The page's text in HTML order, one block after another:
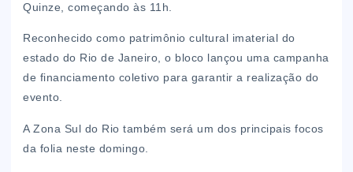
Quinze, começando às 11h.
Reconhecido como patrimônio cultural imaterial do
estado do Rio de Janeiro, o bloco lançou uma campanha
de financiamento coletivo para garantir a realização do
evento.
A Zona Sul do Rio também será um dos principais focos
da folia neste domingo.